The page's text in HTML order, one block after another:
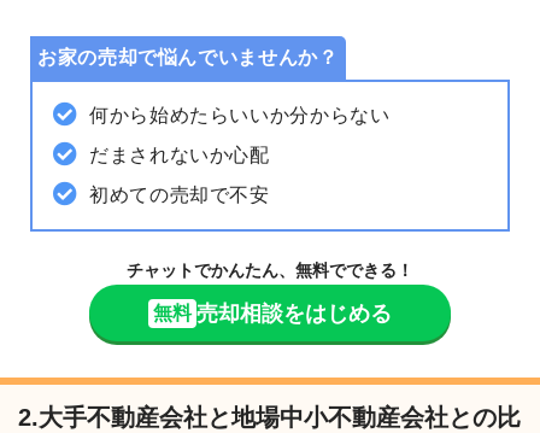
お家の売却で悩んでいませんか？
何から始めたらいいか分からない
だまされないか心配
初めての売却で不安
チャットでかんたん、無料でできる！
無料 売却相談をはじめる
2.大手不動産会社と地場中小不動産会社との比